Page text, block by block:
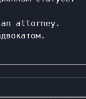
an attorney.
адвокатом.